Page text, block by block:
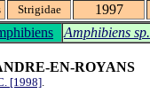
Strigidae 1997
Amphibiens sp.
EN-ROYANS
[1998]